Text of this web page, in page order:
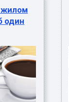
жилом
один